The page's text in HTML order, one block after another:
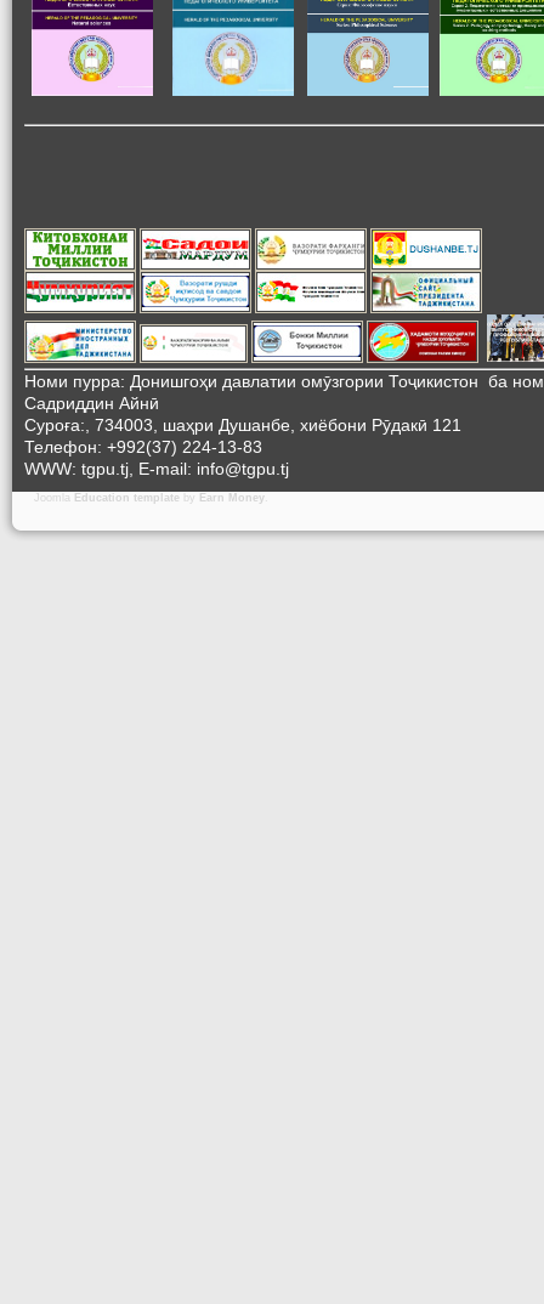
Номи пурра: Донишгоҳи давлатии омӯзгории Тоҷикистон ба
Садриддин Айнӣ
Суроға:, 734003, шаҳри Душанбе, хиёбони Рӯдакӣ 121
Телефон: +992(37) 224-13-83
WWW: tgpu.tj, E-mail: info@tgpu.tj
Joomla Education template by Earn Money